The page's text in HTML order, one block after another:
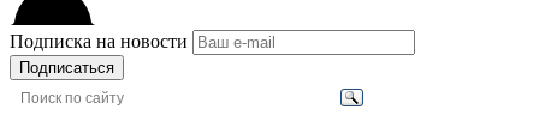
Подписка на новости
Подписаться